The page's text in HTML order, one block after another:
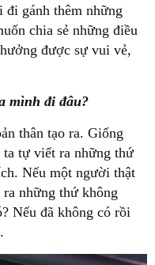
đi gánh thêm những
chia sẻ những điều
được sự vui vẻ,
mình đi đâu?
thân tạo ra. Giống
tự viết ra những thứ
Nếu một người thật
những thứ không
Nếu đã không có rồi